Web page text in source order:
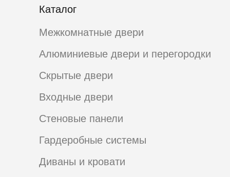
Каталог
Межкомнатные двери
Входные двери
Алюминиевые двери и перегородки
Стеновые панели
Скрытые двери
Гардеробные системы
Диваны и кровати